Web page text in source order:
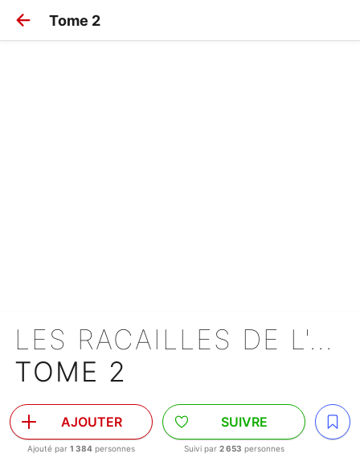
Tome 2
LES RACAILLES DE L'AUTRE MONDE
TOME 2
AJOUTER
Ajouté par 1 384 personnes
SUIVRE
Suivi par 2 653 personnes